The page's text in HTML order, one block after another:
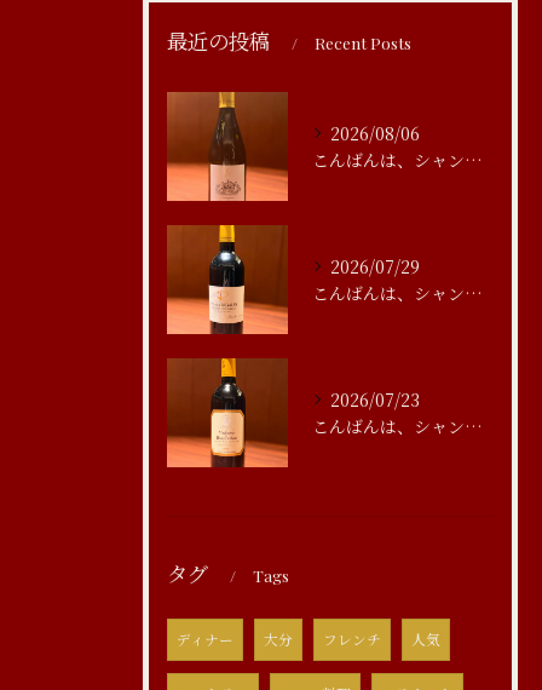
最近の投稿 Recent Posts
2026/08/06
こんばんは、シャンブルアスリール清水です
2026/07/29
こんばんは、シャンブルアスリール清水です
2026/07/23
こんばんは、シャンブルアスリール清水です
タグ Tags
ディナー 大分 フレンチ 人気